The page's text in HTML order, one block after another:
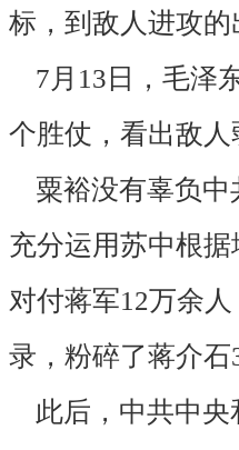
标，到敌人进攻
7月13日，毛泽
个胜仗，看出敌人
粟裕没有辜负中
充分运用苏中根
对付蒋军12万余人
录，粉碎了蒋介
此后，中共中央